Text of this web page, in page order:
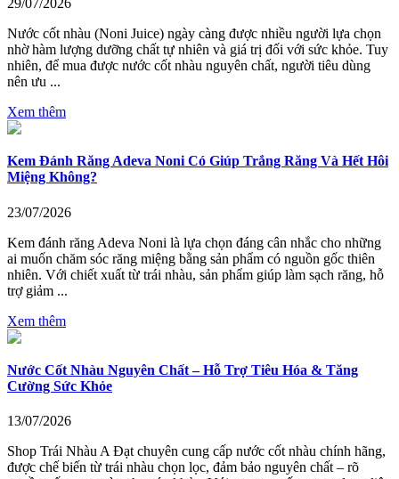
29/07/2026
Nước cốt nhàu (Noni Juice) ngày càng được nhiều người lựa chọn
nhờ hàm lượng dưỡng chất tự nhiên và giá trị đối với sức khỏe. Tuy
nhiên, để mua được nước cốt nhàu nguyên chất, người tiêu dùng
nên ưu ...
Xem thêm
Kem Đánh Răng Adeva Noni Có Giúp Trắng Răng Và Hết Hôi
Miệng Không?
23/07/2026
Kem đánh răng Adeva Noni là lựa chọn đáng cân nhắc cho những
ai muốn chăm sóc răng miệng bằng sản phẩm có nguồn gốc thiên
nhiên. Với chiết xuất từ trái nhàu, sản phẩm giúp làm sạch răng, hỗ
trợ giảm ...
Xem thêm
Nước Cốt Nhàu Nguyên Chất – Hỗ Trợ Tiêu Hóa & Tăng
Cường Sức Khỏe
13/07/2026
Shop Trái Nhàu A Đạt chuyên cung cấp nước cốt nhàu chính hãng,
được chế biến từ trái nhàu chọn lọc, đảm bảo nguyên chất – rõ